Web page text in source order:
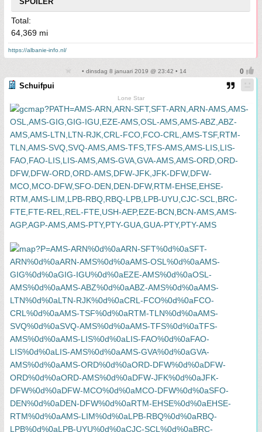
Total:
64,369 mi
https://albanie-info.nl/
• dinsdag 8 januari 2019 @ 23:42 • 14
Schuifpui
Lone Star